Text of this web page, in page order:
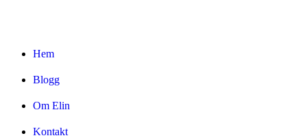
Hem
Blogg
Om Elin
Kontakt